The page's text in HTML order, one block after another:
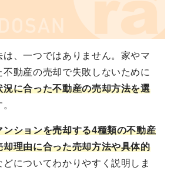
、一つではありません。家やマ
不動産の売却で失敗しないために
況に合った不動産の売却方法を選
ンションを売却する4種類の不動産
却理由に合った売却方法や具体的
どについてわかりやすく説明しま